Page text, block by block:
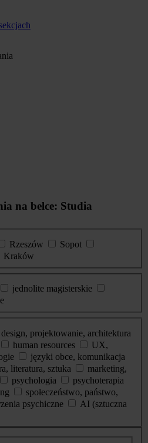
na belce: Studia
Rzeszów
Sopot
Kraków
jednolite magisterskie
design, projektowanie, architektura
human resources
UX,
języki obce, komunikacja
literatura, sztuka
marketing,
psychologia
psychoterapia
społeczeństwo, państwo,
psychiczne
AI (sztuczna